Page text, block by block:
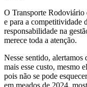
O Transporte Rodoviário
e para a competitividade
responsabilidade na
merece toda a atenção.
Nesse sentido,
mais esse custo, mesmo
pois não se pode
em meados de 2024,